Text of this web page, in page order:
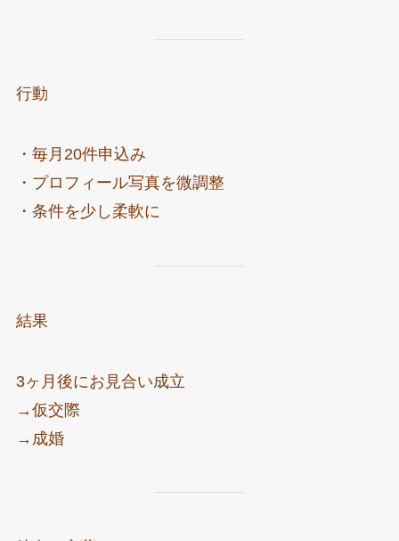
行動
・毎月20件申込み
・プロフィール写真を微調整
・条件を少し柔軟に
結果
3ヶ月後にお見合い成立
→仮交際
→成婚